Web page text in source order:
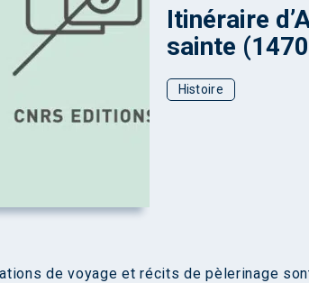
Itinéraire
sainte
Histoire
de voyage et récits de pèlerinage